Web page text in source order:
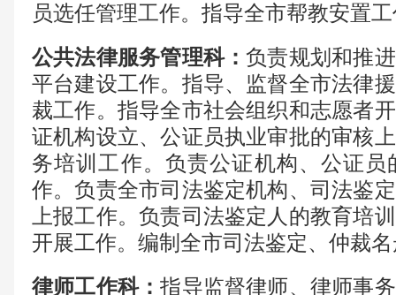
员选任管理工作。指导全市帮教安置
公共法律服务管理科：负责规划和推
平台建设工作。指导、监督全市法律
裁工作。指导全市社会组织和志愿者
证机构设立、公证员执业审批的审核
务培训工作。负责公证机构、公证
作。负责全市司法鉴定机构、司法鉴
上报工作。负责司法鉴定人的教育培
开展工作。编制全市司法鉴定、仲裁
律师工作科：指导监督律师、律师事